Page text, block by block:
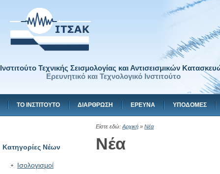
Ινστιτούτο Τεχνικής Σεισμολογίας και Αντισεισμικών
Ερευνητικό και Τεχνολογικό Ινστιτούτο
ΤΟ ΙΝΣΤΙΤΟΥΤΟ ΔΙΑΡΘΡΩΣΗ ΕΡΕΥΝΑ ΥΠΟΔΟΜΕΣ
Κατηγορίες Νέων
Ισολογισμοί
Είστε εδώ: Αρχική » Νέα
Νέα